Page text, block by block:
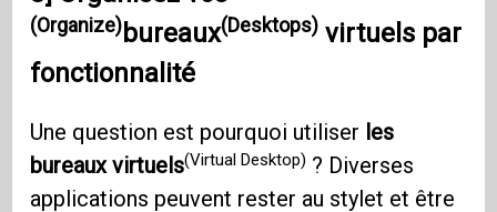
(Organize) bureaux(Desktops) virtuels par
fonctionnalité
Une question est pourquoi utiliser les
bureaux virtuels(Virtual Desktop) ? Diverses
applications peuvent rester au stylet et être